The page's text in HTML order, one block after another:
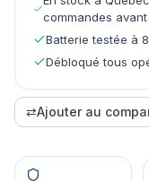
commandes avant
Batterie testée à
Débloqué tous
⇄Ajouter au